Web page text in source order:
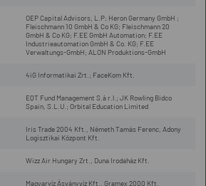
OEP Capital Advisors, L.P; Heron Germany GmbH ;
Fleischmann 10 GmbH & Co KG; Fleischmann 20
GmbH & Co KG; F.EE GmbH Automation; F.EE
Industrieautomation GmbH & Co. KG; F.EE
Verwaltungs-GmbH; ALON Produktions-GmbH
4iG Informatikai Zrt.; FaceKom Kft.
EQT Fund Management S.à r.l.; JK Rowling Bidco
Spain, S.L.U.; Orbital Education Limited
Iris Trade 2004 Kft., Németh Tamás Ferenc, Adony
Logisztikai Központ Kft.
Wizz Air Hungary Zrt., Duna Irodaház Kft.
Magyarvíz Ásványvíz Kft., Gramex 2000 Kft.